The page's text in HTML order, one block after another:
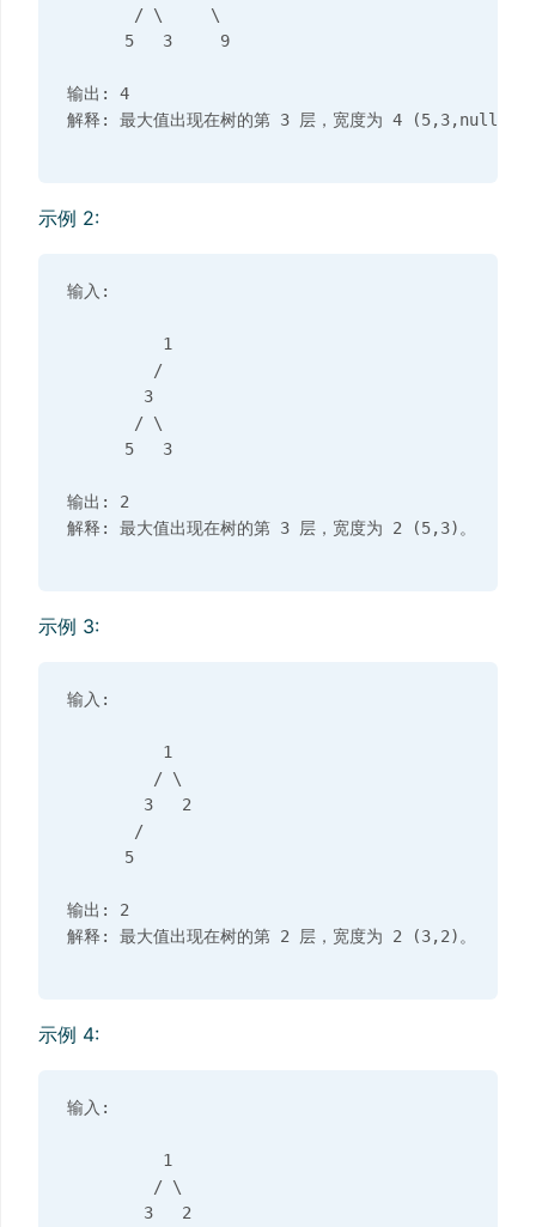
       / \     \
      5   3     9
输出: 4
示例 2:
输入:
          1
         /
        3
       / \
      5   3
输出: 2
示例 3:
输入:
          1
         / \
        3   2
       /
      5
输出: 2
示例 4:
输入:
          1
         / \
        3   2